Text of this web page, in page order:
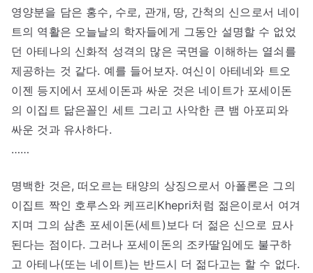
영양분을 담은 홍수, 수로, 관개, 땅, 간척의 신으로서 네이
트의 역활은 오늘날의 학자들에게 그동안 설명할 수 없었
던 아테나의 신화적 성격의 많은 국면을 이해하는 열쇠를
제공하는 것 같다. 예를 들어보자. 여신이 아테네와 트오
이젠 등지에서 포세이돈과 싸운 것은 네이트가 포세이돈
의 이집트 닮은꼴인 세트 그리고 사악한 큰 뱀 아포피와
싸운 것과 유사하다.
……
명백한 것은, 떠오르는 태양의 상징으로서 아폴론은 그의
이집트 짝인 호루스와 케프리Khepri처럼 젊은이로서 여겨
지며 그의 삼촌 포세이돈(세트)보다 더 젊은 신으로 묘사
된다는 점이다. 그러나 포세이돈의 조카딸임에도 불구하
고 아테나(또는 네이트)는 반드시 더 젊다고는 할 수 없다.